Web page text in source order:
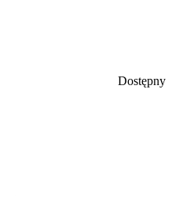
Dostępny